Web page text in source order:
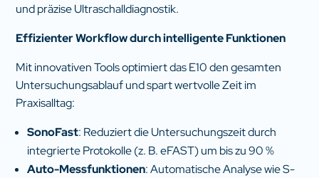
und präzise Ultraschalldiagnostik.
Effizienter Workflow durch intelligente Funktionen
Mit innovativen Tools optimiert das E10 den gesamten
Untersuchungsablauf und spart wertvolle Zeit im
Praxisalltag:
SonoFast: Reduziert die Untersuchungszeit durch
integrierte Protokolle (z. B. eFAST) um bis zu 90 %
Auto-Messfunktionen: Automatische Analyse wie S-